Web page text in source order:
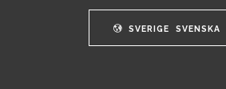
SVERIGE SVENSKA